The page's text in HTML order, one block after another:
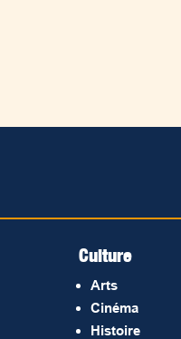
Culture
Arts
Cinéma
Histoire